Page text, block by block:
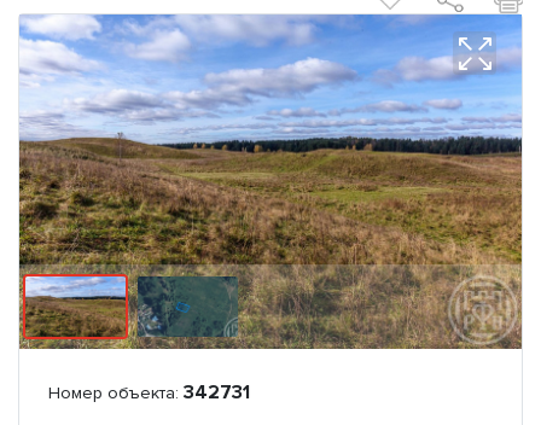
Номер объекта: 342731